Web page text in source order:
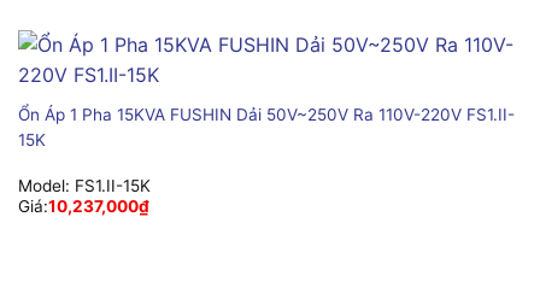
Ổn Áp 1 Pha 15KVA FUSHIN Dải 50V~250V Ra 110V-220V FS1.II-
15K
Model: FS1.II-15K
Giá:10,237,000₫